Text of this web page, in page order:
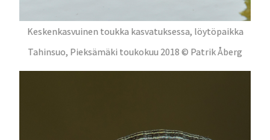
Keskenkasvuinen toukka kasvatuksessa, löytöpaikka
Tahinsuo, Pieksämäki toukokuu 2018 © Patrik Åberg